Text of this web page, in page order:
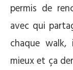
permis de
avec qui
chaque
mieux et ça